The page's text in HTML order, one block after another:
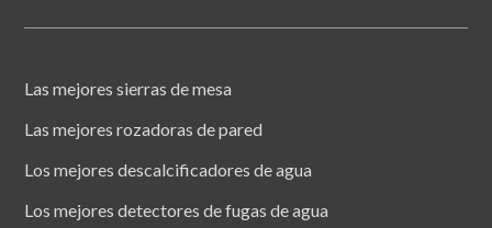
Las mejores sierras de mesa
Las mejores rozadoras de pared
Los mejores descalcificadores de agua
Los mejores detectores de fugas de agua